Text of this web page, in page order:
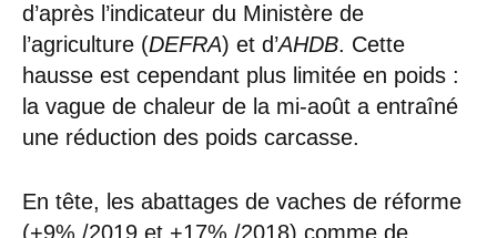
d’après l’indicateur du Ministère de
l’agriculture (DEFRA) et d’AHDB. Cette
hausse est cependant plus limitée en poids :
la vague de chaleur de la mi-août a entraîné
une réduction des poids carcasse.
En tête, les abattages de vaches de réforme
(+9% /2019 et +17% /2018) comme de